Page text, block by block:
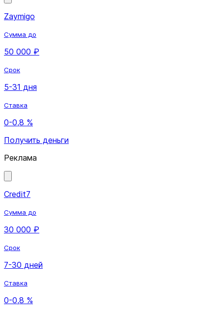
Zaymigo
Сумма до
50 000 ₽
Срок
5-31 дня
Ставка
0-0,8 %
Получить деньги
Реклама
Credit7
Сумма до
30 000 ₽
Срок
7-30 дней
Ставка
0-0,8 %